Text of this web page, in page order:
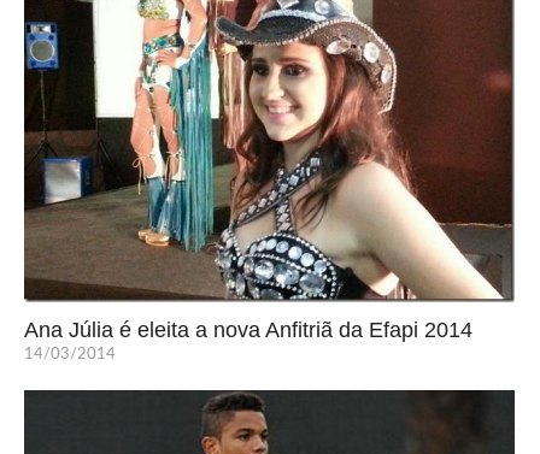
Ana Júlia é eleita a nova Anfitriã da Efapi 2014
14/03/2014